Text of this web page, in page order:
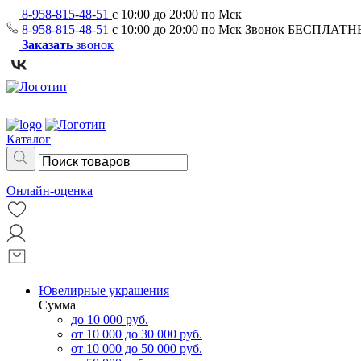
8-958-815-48-51 с 10:00 до 20:00 по Мск
8-958-815-48-51 с 10:00 до 20:00 по Мск Звонок
Заказать звонок
Каталог
Онлайн-оценка
Ювелирные украшения
Сумма
до 10 000 руб.
от 10 000 до 30 000 руб.
от 10 000 до 50 000 руб.